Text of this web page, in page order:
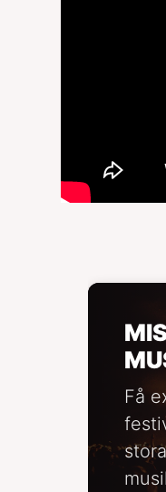
Få